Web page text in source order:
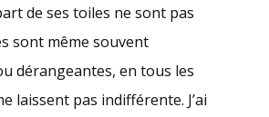
de ses toiles ne sont pas
sont même souvent
dérangeantes, en tous les
laissent pas indifférente. J’ai